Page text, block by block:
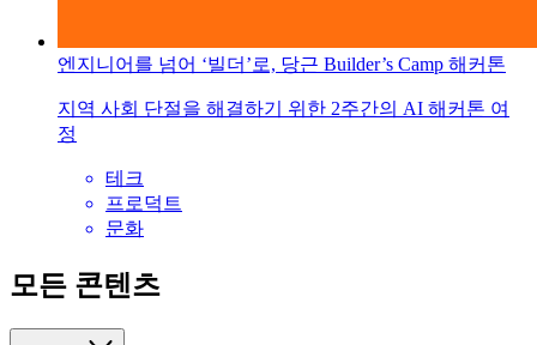
엔지니어를 넘어 ‘빌더’로, 당근 Builder’s Camp 해커톤
지역 사회 단절을 해결하기 위한 2주간의 AI 해커톤 여
정
테크
프로덕트
문화
모든 콘텐츠